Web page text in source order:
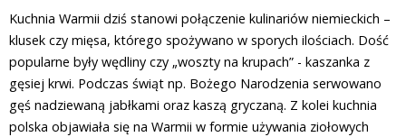
Kuchnia Warmii dziś stanowi połączenie kulinariów niemieckich –
klusek czy mięsa, którego spożywano w sporych ilościach. Dość
popularne były wędliny czy „woszty na krupach” - kaszanka z
gęsiej krwi. Podczas świąt np. Bożego Narodzenia serwowano
gęś nadziewaną jabłkami oraz kaszą gryczaną. Z kolei kuchnia
polska objawiała się na Warmii w formie używania ziołowych